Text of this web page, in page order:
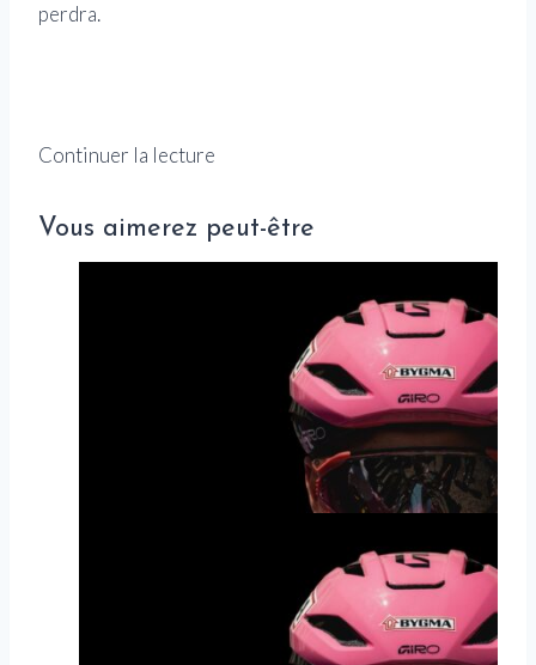
perdra.
Continuer la lecture
Vous aimerez peut-être